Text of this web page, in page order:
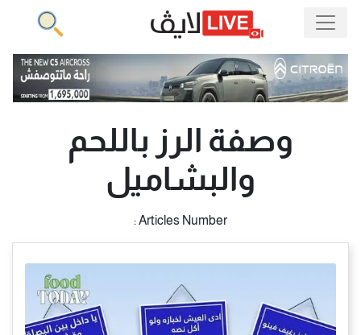
وصفة الرز باللحم
والبشاميل
Articles Number :